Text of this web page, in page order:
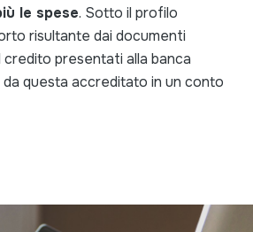
le spese. Sotto il profilo
risultante dai documenti
presentati alla banca
da questa accreditato in un conto